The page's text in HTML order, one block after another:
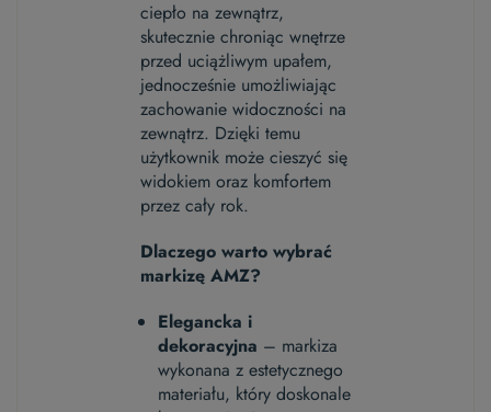
ciepło na zewnątrz,
skutecznie chroniąc wnętrze
przed uciążliwym upałem,
jednocześnie umożliwiając
zachowanie widoczności na
zewnątrz. Dzięki temu
użytkownik może cieszyć się
widokiem oraz komfortem
przez cały rok.
Dlaczego warto wybrać
markizę AMZ?
Elegancka i
dekoracyjna – markiza
wykonana z estetycznego
materiału, który doskonale